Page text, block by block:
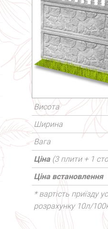
Висота
Ширина
Вага
Ціна (3 плити + 1
Ціна встановлення
* вартість приїзду
розрахунку 10л/